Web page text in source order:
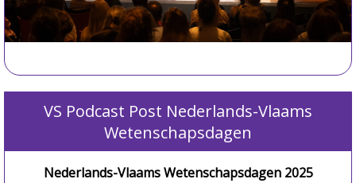
VS Podcast Post Nederlands-Vlaams
Wetenschapsdagen
Nederlands-Vlaams Wetenschapsdagen 2025